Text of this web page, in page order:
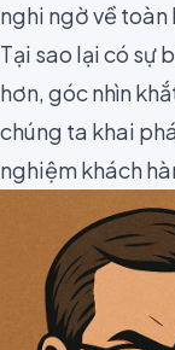
nghi ngờ về toàn
Tại sao lại có sự
hơn, góc nhìn
chúng ta khai
nghiệm khách